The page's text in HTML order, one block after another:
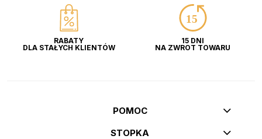
RABATY
DLA STAŁYCH KLIENTÓW
15 DNI
NA ZWROT TOWARU
POMOC
STOPKA